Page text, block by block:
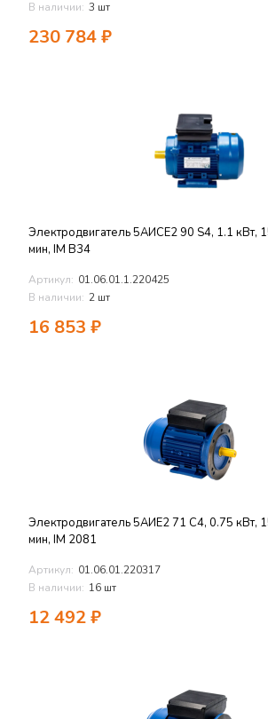
В наличии: 3 шт
230 784₽
Электродвигатель 5АИСЕ2 90 S4, 1.1 кВт,
мин, IM B34
Артикул: 01.06.01.1.220425
В наличии: 2 шт
16 853 ₽
Электродвигатель 5АИЕ2 71 C4, 0.75 кВт,
мин, IM 2081
Артикул: 01.06.01.220317
В наличии: 16 шт
12 492₽